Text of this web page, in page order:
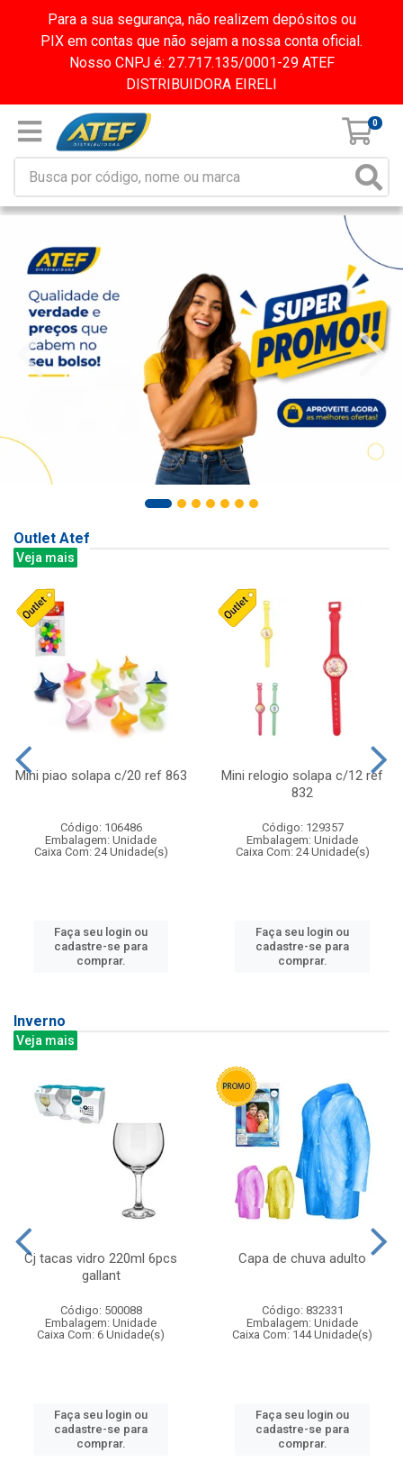
Para a sua segurança, não realizem depósitos ou
PIX em contas que não sejam a nossa conta oficial.
Nosso CNPJ é: 27.717.135/0001-29 ATEF
DISTRIBUIDORA EIRELI
0
Outlet Atef
Veja mais
Mini piao solapa c/20 ref 863
Código: 106486
Embalagem: Unidade
Caixa Com: 24 Unidade(s)
Faça seu login ou
cadastre-se para
comprar.
Mini relogio solapa c/12 ref
832
Código: 129357
Embalagem: Unidade
Caixa Com: 24 Unidade(s)
Faça seu login ou
cadastre-se para
comprar.
Inverno
Veja mais
Cj tacas vidro 220ml 6pcs
gallant
Código: 500088
Embalagem: Unidade
Caixa Com: 6 Unidade(s)
Faça seu login ou
cadastre-se para
comprar.
Capa de chuva adulto
Código: 832331
Embalagem: Unidade
Caixa Com: 144 Unidade(s)
Faça seu login ou
cadastre-se para
comprar.